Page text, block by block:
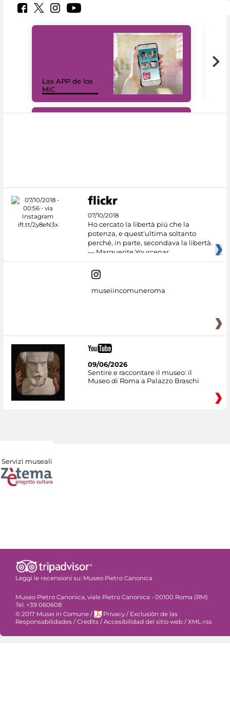
Las APP de los
MiC
07/10/2018
Ho cercato la libertà più che la
potenza, e quest'ultima soltanto
perché, in parte, secondava la libertà.
— Marguerite Yourcenar
museiincomuneroma
09/06/2026
Sentire e raccontare il museo: il
Museo di Roma a Palazzo Braschi
Servizi museali
Leggi le recensioni su: Museo Pietro Canonica
Museo Pietro Canonica, viale Pietro Canonica - 00100 Roma (RM)
Tel. +39 060608
© 2017 Musei in Comune / Privacy / Exclusiòn de las
Responsabilidades / Credits / Accesibilidad del sitio web / XML-rss